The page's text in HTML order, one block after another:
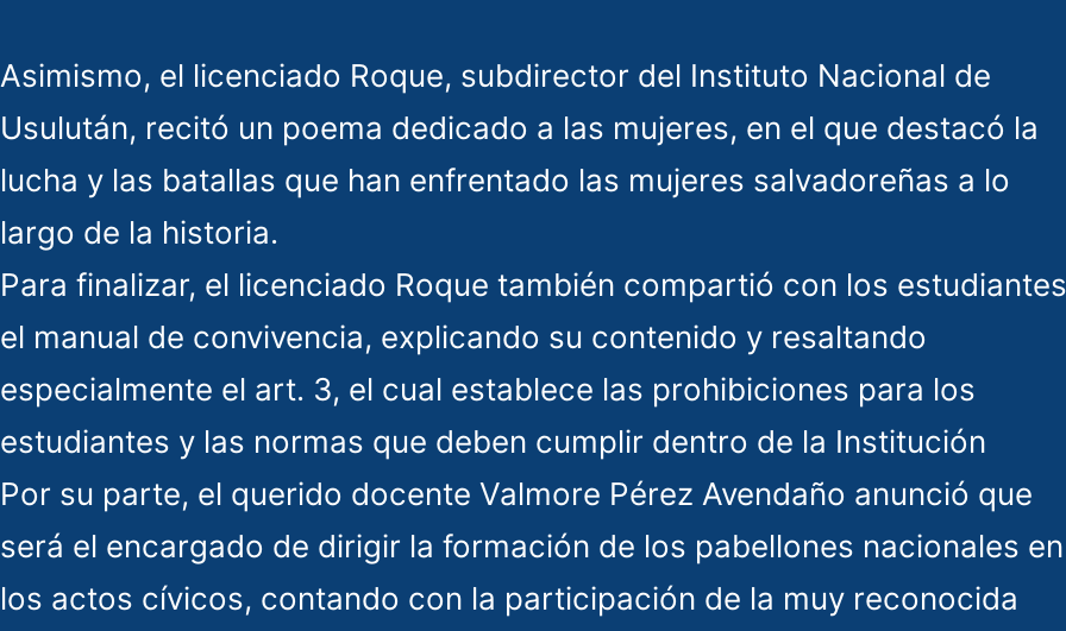
Asimismo, el licenciado Roque, subdirector del Instituto Nacional de
Usulután, recitó un poema dedicado a las mujeres, en el que destacó la
lucha y las batallas que han enfrentado las mujeres salvadoreñas a lo
largo de la historia.
Para finalizar, el licenciado Roque también compartió con los estudiantes
el manual de convivencia, explicando su contenido y resaltando
especialmente el art. 3, el cual establece las prohibiciones para los
estudiantes y las normas que deben cumplir dentro de la Institución
Por su parte, el querido docente Valmore Pérez Avendaño anunció que
será el encargado de dirigir la formación de los pabellones nacionales en
los actos cívicos, contando con la participación de la muy reconocida